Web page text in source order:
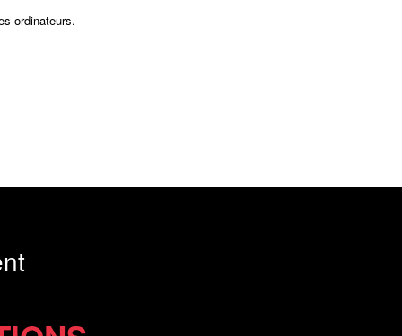
ordinateurs.